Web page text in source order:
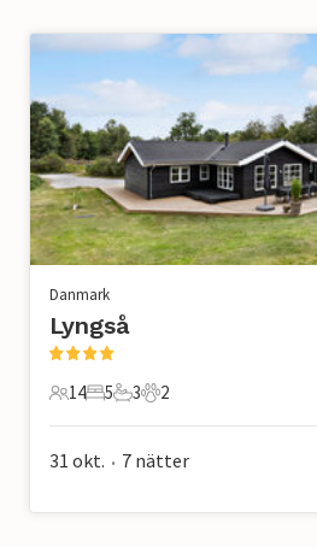
Danmark
Lyngså
14 Gäster
14
5 Sovrum
5
3 Badrum
3
2 Husdjur
2
31 okt. • 7 nätter